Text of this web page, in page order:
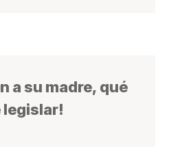
a su madre, qué
legislar!